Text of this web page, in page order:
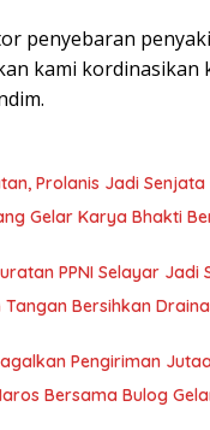
penyebaran
kami kordinasikan
Prolanis Jadi
Gelar Karya Bhakti
PPNI Selayar Jadi
Bersihkan
Pengiriman
Bersama Bulog